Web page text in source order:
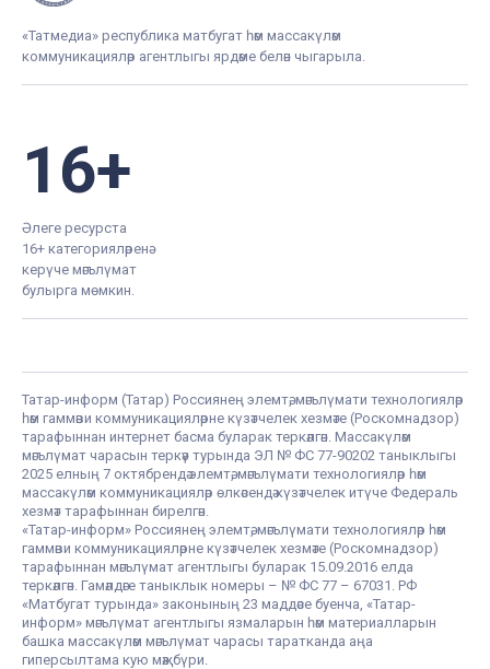
«Татмедиа» республика матбугат һәм массакүләм
коммуникацияләр агентлыгы ярдәме белән чыгарыла.
16+
Әлеге ресурста
16+ категорияләренә
керүче мәгълүмат
булырга мөмкин.
Татар-информ (Татар) Россиянең элемтә, мәгълүмати технологияләр
һәм гаммәви коммуникацияләрне күзәтчелек хезмәте (Роскомнадзор)
тарафыннан интернет басма буларак теркәлгән. Массакүләм
мәгълүмат чарасын теркәү турында ЭЛ № ФС 77-90202 таныклыгы
2025 елның 7 октябрендә элемтә, мәгълүмати технологияләр һәм
массакүләм коммуникацияләр өлкәсендә күзәтчелек итүче Федераль
хезмәт тарафыннан бирелгән.
«Татар-информ» Россиянең элемтә, мәгълүмати технологияләр һәм
гаммәви коммуникацияләрне күзәтчелек хезмәте (Роскомнадзор)
тарафыннан мәгълүмат агентлыгы буларак 15.09.2016 елда
теркәлгән. Гамәлдәге таныклык номеры – № ФС 77 – 67031. РФ
«Матбугат турында» законының 23 маддәсе буенча, «Татар-
информ» мәгълүмат агентлыгы язмаларын һәм материалларын
башка массакүләм мәгълүмат чарасы таратканда аңа
гиперсылтама кую мәҗбүри.